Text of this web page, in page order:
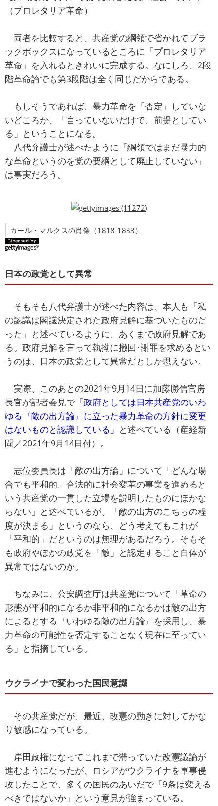
（プロレタリア革命）
両者を比較すると、共産党の綱領で省かれてブラ
ックボックスになっているところに「プロレタリア
革命」を入れるときれいに完成する。なにしろ、2段
階革命論でも第3段階は全く同じだからである。
もしそうであれば、暴力革命を「否定」していな
いどころか、「言っていないだけで、前提としてい
る」ということになる。
八代弁護士が述べたように「綱領ではまだ暴力的
な革命というのを党の要綱として廃止していない」
は事実だろう。
カール・マルクスの肖像（1818-1883）
日本の政党として異常
そもそも八代弁護士が述べた内容は、本人も「私
の認識は閣議決定された政府見解に基づいたものだ
った」と述べているように、あくまで政府見解であ
る。政府見解を言って執拗に撤回･謝罪を求めるとい
うのは、日本の政党として異常だとしか思えない。
実際、このあとの2021年9月14日に加藤勝信官房
長官が記者会見で「政府としては日本共産党のいわ
ゆる『敵の出方論』に立った暴力革命の方針に変更
はないものと認識している」 と述べている（産経新
聞／2021年9月14日付）。
志位委員長は「敵の出方論」について「どんな場
合でも平和的、合法的に社会変革の事業を進めると
いう共産党の一貫した立場を説明したものにほかな
らない」と述べているが、「敵の出方のこちらの程
度が決まる」というのなら、どう考えてもこれが
「平和的」だというのは無理があるだろう。そもそ
も政府やほかの政党を「敵」と認定すること自体が
異常ではないのか。
ちなみに、公安調査庁は共産党について「革命の
形態が平和的になるか非平和的になるかは敵の出方
によるとする『いわゆる敵の出方論』を採用し、暴
力革命の可能性を否定することなく現在に至ってい
る」と指摘している。
ウクライナで変わった国民意識
その共産党だが、最近、改憲の動きに対してかな
り敏感になっている。
岸田政権になってこれまで滞っていた改憲議論が
進むようになったが、ロシアがウクライナを軍事侵
攻したことで、多くの国民のあいだで「9条は変える
べきではないか」という意見が強まっている。